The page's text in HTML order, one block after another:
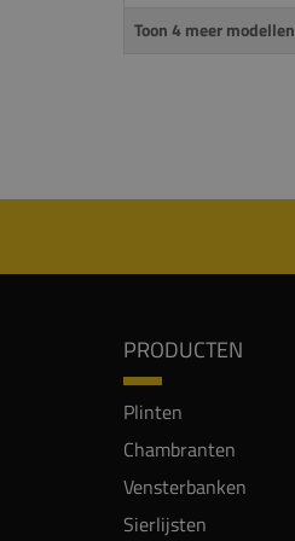
Toon 4 meer modellen
PRODUCTEN
Plinten
Chambranten
Vensterbanken
Sierlijsten